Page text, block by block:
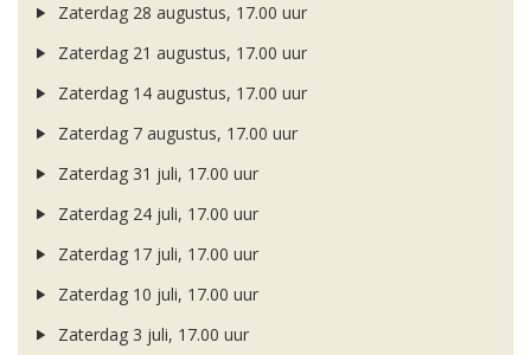
Zaterdag 28 augustus, 17.00 uur
Zaterdag 21 augustus, 17.00 uur
Zaterdag 14 augustus, 17.00 uur
Zaterdag 7 augustus, 17.00 uur
Zaterdag 31 juli, 17.00 uur
Zaterdag 24 juli, 17.00 uur
Zaterdag 17 juli, 17.00 uur
Zaterdag 10 juli, 17.00 uur
Zaterdag 3 juli, 17.00 uur